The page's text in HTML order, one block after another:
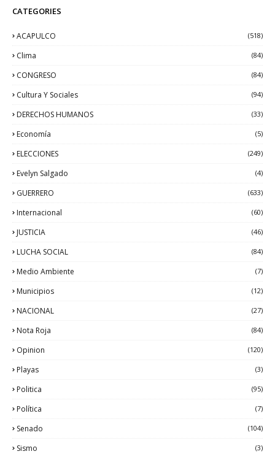
CATEGORIES
ACAPULCO (518)
Clima (84)
CONGRESO (84)
Cultura Y Sociales (94)
DERECHOS HUMANOS (33)
Economía (5)
ELECCIONES (249)
Evelyn Salgado (4)
GUERRERO (633)
Internacional (60)
JUSTICIA (46)
LUCHA SOCIAL (84)
Medio Ambiente (7)
Municipios (12)
NACIONAL (27)
Nota Roja (84)
Opinion (120)
Playas (3)
Politica (95)
Política (7)
Senado (104)
Sismo (3)